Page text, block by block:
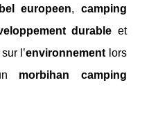
europeen, camping
durable et
l’environnement lors
morbihan camping